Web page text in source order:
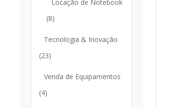
Locação de Notebook
(8)
Tecnologia & Inovação
(23)
Venda de Equipamentos
(4)